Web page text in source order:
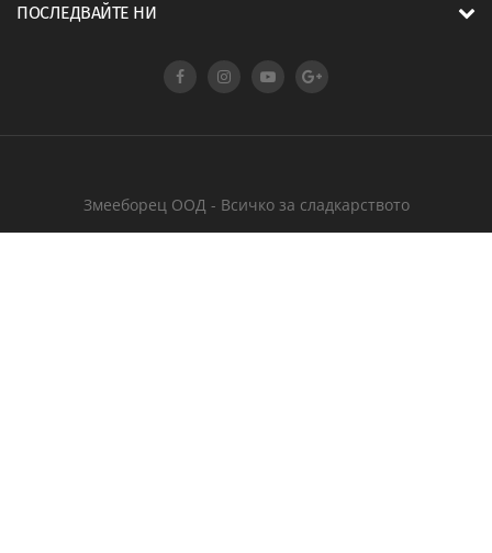
ПОСЛЕДВАЙТЕ НИ
Змееборец ООД - Всичко за сладкарството